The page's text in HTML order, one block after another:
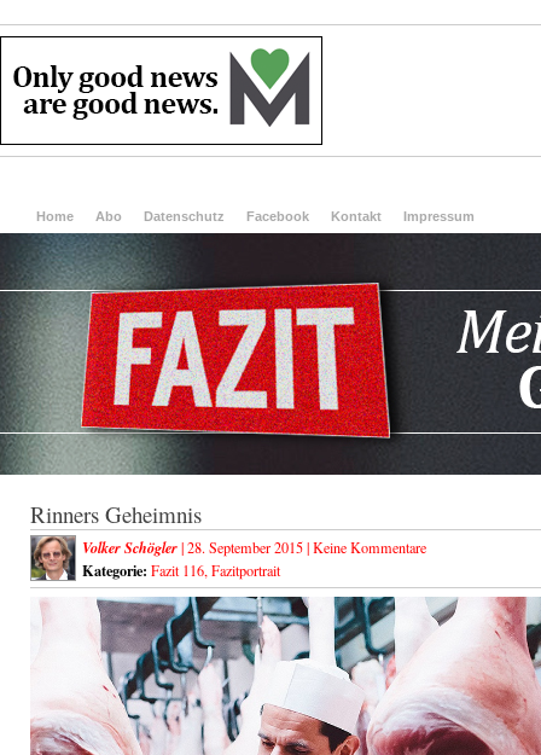
Home Abo Datenschutz Facebook Kontakt Impressum
Rinners Geheimnis
Volker Schögler| 28. September 2015 |Keine Kommentare
Kategorie: Fazit 116, Fazitportrait